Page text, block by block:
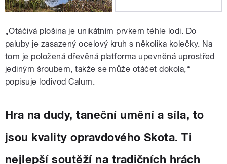
„Otáčivá plošina je unikátním prvkem téhle lodi. Do
paluby je zasazený ocelový kruh s několika kolečky. Na
tom je položená dřevěná platforma upevněná uprostřed
jediným šroubem, takže se může otáčet dokola,“
popisuje lodivod Calum.
Hra na dudy, taneční umění a síla, to
jsou kvality opravdového Skota. Ti
nejlepší soutěží na tradičních hrách